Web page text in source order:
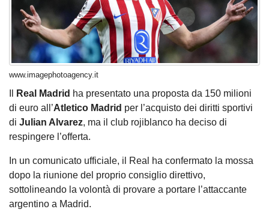
www.imagephotoagency.it
Real Madrid ha presentato una proposta da 150 milioni
di euro all’Atletico Madrid per l’acquisto dei diritti sportivi
di Julian Alvarez, ma il club rojiblanco ha deciso di
respingere l’offerta.
In un comunicato ufficiale, il Real ha confermato la mossa
dopo la riunione del proprio consiglio direttivo,
sottolineando la volontà di provare a portare l’attaccante
argentino a Madrid.